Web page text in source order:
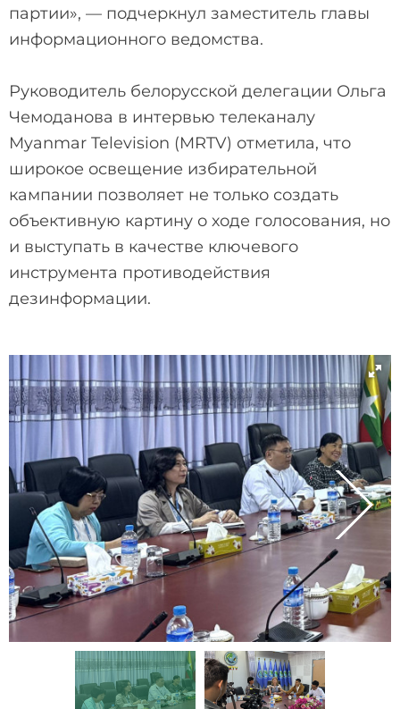
партии», — подчеркнул заместитель главы
информационного ведомства.
Руководитель белорусской делегации Ольга
Чемоданова в интервью телеканалу
Myanmar Television (MRTV) отметила, что
широкое освещение избирательной
кампании позволяет не только создать
объективную картину о ходе голосования, но
и выступать в качестве ключевого
инструмента противодействия
дезинформации.